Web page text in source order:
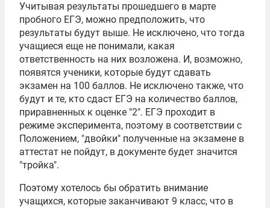
Учитывая результаты прошедшего в марте
пробного ЕГЭ, можно предположить, что
результаты будут выше. Не исключено, что тогда
учащиеся еще не понимали, какая
ответственность на них возложена. И, возможно,
появятся ученики, которые будут сдавать
экзамен на 100 баллов. Не исключено также, что
будут и те, кто сдаст ЕГЭ на количество баллов,
приравненных к оценке "2". ЕГЭ проходит в
режиме эксперимента, поэтому в соответствии с
Положением, "двойки" полученные на экзамене в
аттестат не пойдут, в документе будет значится
"тройка".
Поэтому хотелось бы обратить внимание
учащихся, которые заканчивают 9 класс, что в